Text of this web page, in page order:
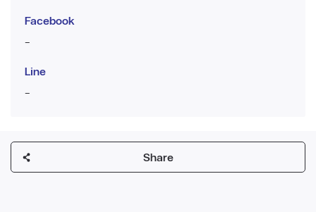
Facebook
-
Line
-
Share